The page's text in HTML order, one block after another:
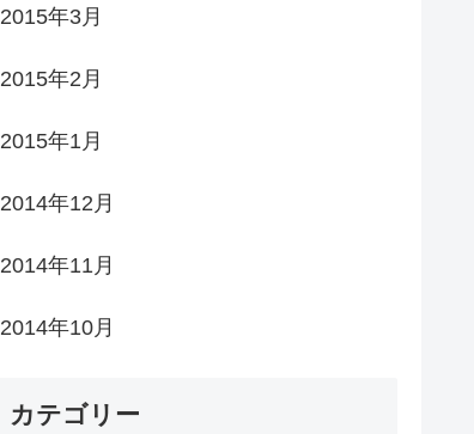
2015年3月
2015年2月
2015年1月
2014年12月
2014年11月
2014年10月
カテゴリー